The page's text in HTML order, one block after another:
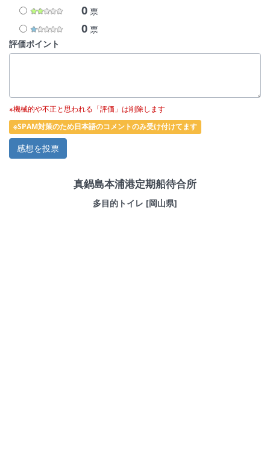
0 票
0 票
評価ポイント
※機械的や不正と思われる「評価」は削除します
※SPAM対策のため日本語のコメントのみ受け付けてます
真鍋島本浦港定期船待合所
多目的トイレ [岡山県]